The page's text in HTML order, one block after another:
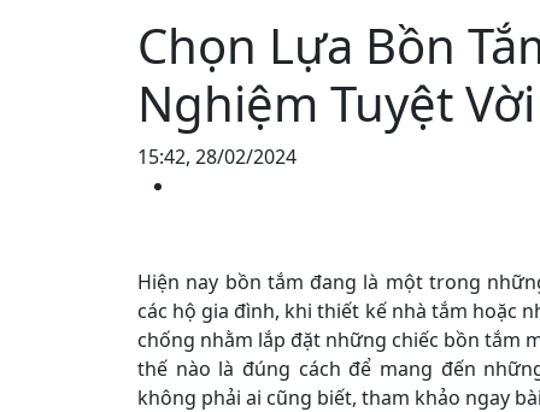
Chọn Lựa Bồn
Nghiệm Tuyệt
15:42, 28/02/2024
Hiện nay bồn tắm đang là một trong
các hộ gia đình, khi thiết kế nhà tắm hoặc
chống nhằm lắp đặt những chiếc bồn tắm
thế nào là đúng cách để mang đến
không phải ai cũng biết, tham khảo ngay